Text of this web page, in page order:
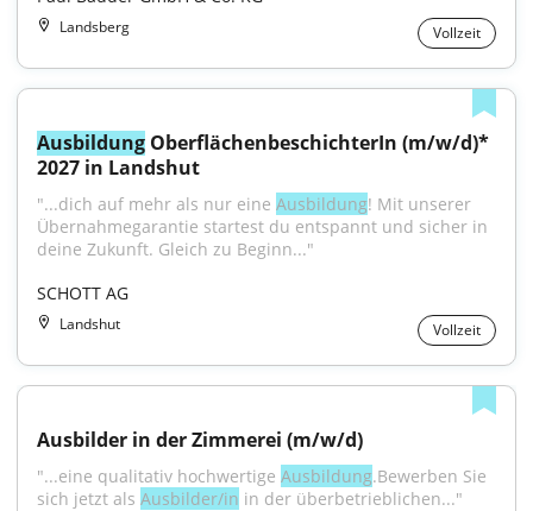
Landsberg Vollzeit
Ausbildung OberflächenbeschichterIn (m/w/d)*
2027 in Landshut
"...dich auf mehr als nur eine Ausbildung! Mit unserer
Übernahmegarantie startest du entspannt und sicher in
deine Zukunft. Gleich zu Beginn..."
SCHOTT AG
Landshut Vollzeit
Ausbilder in der Zimmerei (m/w/d)
"...eine qualitativ hochwertige Ausbildung.Bewerben Sie
sich jetzt als Ausbilder/in in der überbetrieblichen..."